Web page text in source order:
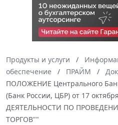
Продукты и услуги
обеспечение
ПРАЙМ
ПОЛОЖЕНИЕ Центрального
(Банк России, ЦБР) от 17
ДЕЯТЕЛЬНОСТИ ПО
ТОРГОВ""